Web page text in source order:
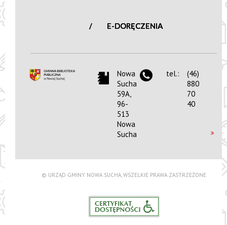
E-DORĘCZENIA
Nowa
Sucha
59A,
96-
513
Nowa
Sucha
tel.:
(46)
880
70
40
© URZĄD GMINY NOWA SUCHA, WSZELKIE PRAWA ZASTRZEŻONE